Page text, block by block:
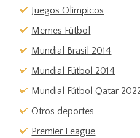
Juegos Olímpicos
Memes Fútbol
Mundial Brasil 2014
Mundial Fútbol 2014
Mundial Fútbol Qatar
Otros deportes
Premier League